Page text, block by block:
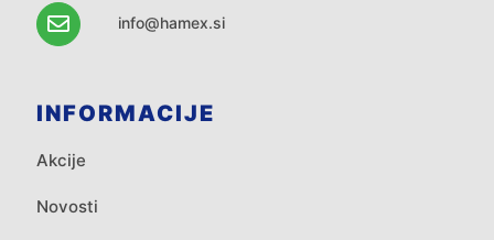
info@hamex.si
INFORMACIJE
Akcije
Novosti